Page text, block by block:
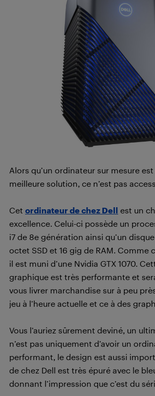
Alors qu’un ordinateur sur mesure
meilleure solution, ce n’est pas
Cet ordinateur de chez Dell est un
excellence. Celui-ci possède un
i7 de 8e génération ainsi qu’un
octet SSD et 16 gig de RAM. Comme
il est muni d’une Nvidia GTX 1070.
graphique est très performante et
vous livrer marchandise sur à peu
jeu à l’heure actuelle et ce à des
Vous l’auriez sûrement deviné, un
n’est pas uniquement d’avoir un
performant, le design est aussi
de chez Dell est très épuré avec le
donnant l’impression que c’est du